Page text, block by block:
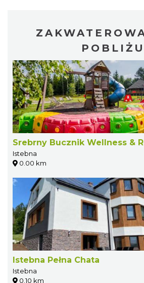
POBLIŻU
Srebrny Bucznik Wellness &
Istebna
0.00 km
Istebna Pełna Chata
Istebna
0.10 km